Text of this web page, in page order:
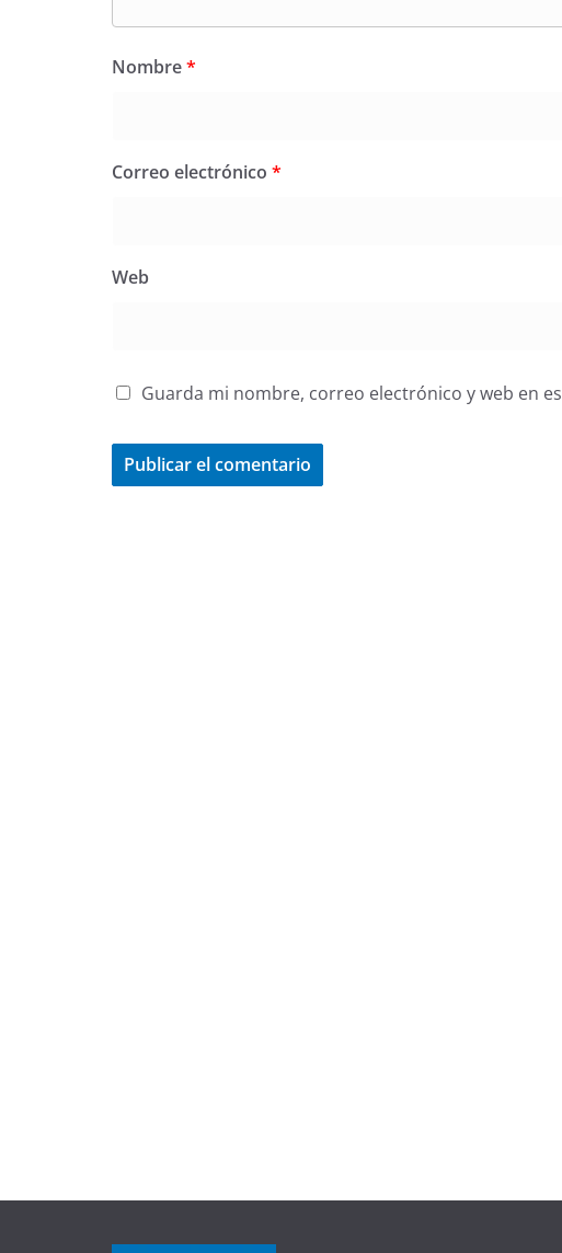
Nombre*
Correo electrónico *
Web
Guarda mi nombre, correo electrónico y web en